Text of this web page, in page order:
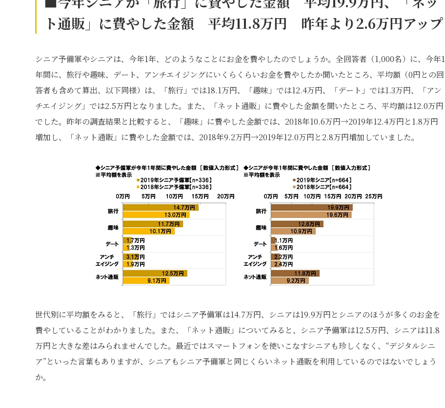
ト通販」に費やした金額 平均11.8万円 昨年より2.6万円アップ
シニア予備軍やシニアは、今年1年、どのようなことにお金を費やしたのでしょうか。全回答者（1,000名）に、今年1
年間に、旅行や趣味、デート、アンチエイジングにいくらくらいお金を費やしたか聞いたところ、平均額（0円との回
答者も含めて算出、以下同様）は、「旅行」では18.1万円、「趣味」では12.4万円、「デート」では1.3万円、「アン
チエイジング」では2.5万円となりました。また、「ネット通販」に費やした金額を聞いたところ、平均額は12.0万円
でした。昨年の調査結果と比較すると、「趣味」に費やした金額では、2018年10.6万円→2019年12.4万円と1.8万円
増加し、「ネット通販」に費やした金額では、2018年9.2万円→2019年12.0万円と2.8万円増加していました。
世代別に平均額をみると、「旅行」ではシニア予備軍は14.7万円、シニアは19.9万円とシニアのほうが多くのお金を
費やしていることがわかりました。また、「ネット通販」についてみると、シニア予備軍は12.5万円、シニアは11.8
万円と大きな差はみられませんでした。最近ではスマートフォンを使いこなすシニアも珍しくなく、“デジタルシニ
ア”といった言葉もありますが、シニアもシニア予備軍と同じくらいネット通販を利用しているのではないでしょう
か。